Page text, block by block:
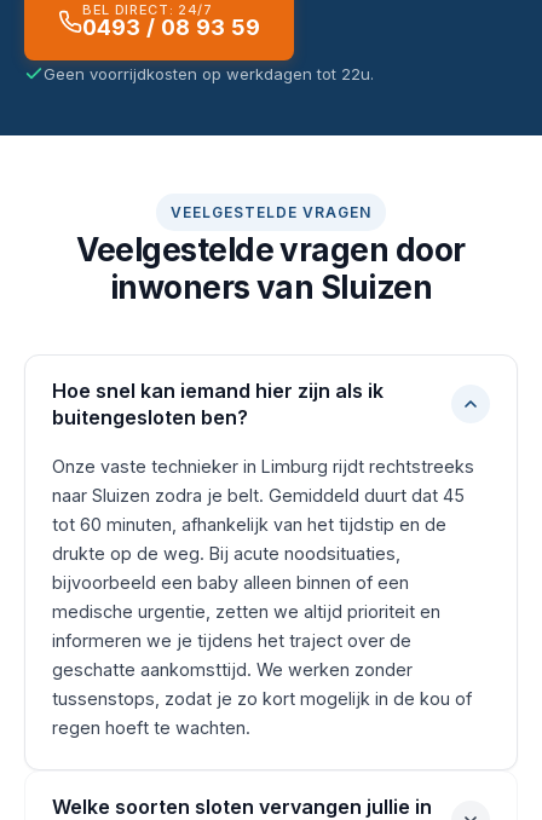
BEL DIRECT: 24/7
0493 / 08 93 59
Geen voorrijdkosten op werkdagen tot 22u.
VEELGESTELDE VRAGEN
Veelgestelde vragen door
inwoners van Sluizen
Hoe snel kan iemand hier zijn als ik
buitengesloten ben?
Onze vaste technieker in Limburg rijdt rechtstreeks
naar Sluizen zodra je belt. Gemiddeld duurt dat 45
tot 60 minuten, afhankelijk van het tijdstip en de
drukte op de weg. Bij acute noodsituaties,
bijvoorbeeld een baby alleen binnen of een
medische urgentie, zetten we altijd prioriteit en
informeren we je tijdens het traject over de
geschatte aankomsttijd. We werken zonder
tussenstops, zodat je zo kort mogelijk in de kou of
regen hoeft te wachten.
Welke soorten sloten vervangen jullie in